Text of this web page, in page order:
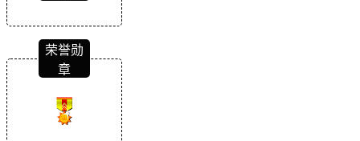
荣誉勋
章